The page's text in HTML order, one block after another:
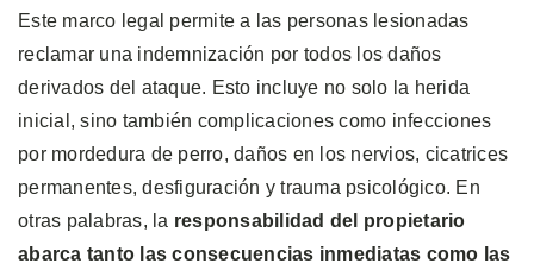
Este marco legal permite a las personas lesionadas
reclamar una indemnización por todos los daños
derivados del ataque. Esto incluye no solo la herida
inicial, sino también complicaciones como infecciones
por mordedura de perro, daños en los nervios, cicatrices
permanentes, desfiguración y trauma psicológico. En
otras palabras, la responsabilidad del propietario
abarca tanto las consecuencias inmediatas como las